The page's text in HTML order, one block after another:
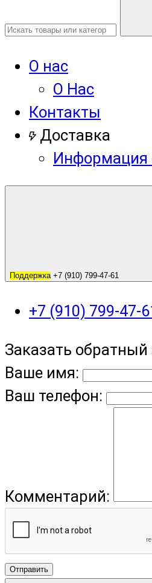
О нас
О Нас
Контакты
Доставка
Информация
Поддержка +7 (910) 799-47-61
+7 (910) 799-47-
Заказать обратный
Ваше имя:
Ваш телефон:
Комментарий:
Отправить